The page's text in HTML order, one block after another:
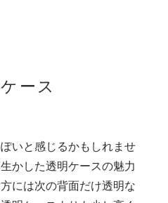
ース
いと感じるかもしれませ
かした透明ケースの魅力
には次の背面だけ透明な